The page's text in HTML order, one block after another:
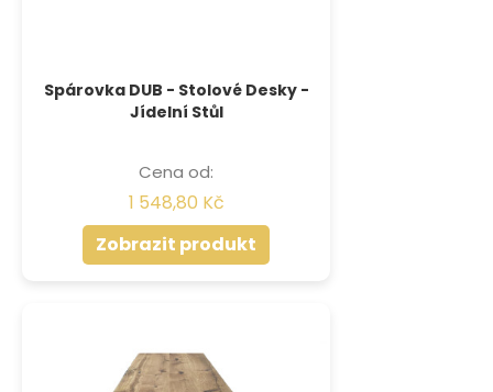
Spárovka DUB - Stolové Desky -
Jídelní Stůl
Cena od:
1 548,80 Kč
Zobrazit produkt